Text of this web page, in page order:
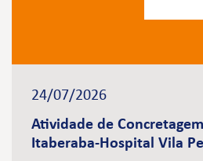
24/07/2026
Atividade de
Itaberaba-Hospital Vila